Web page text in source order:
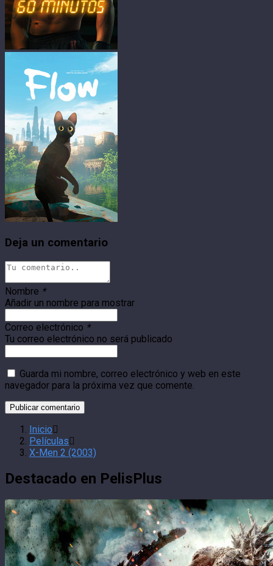
Deja un comentario
Nombre *
Añadir un nombre para mostrar
Correo electrónico *
Tu correo electrónico no será publicado
Guarda mi nombre, correo electrónico y web en este
navegador para la próxima vez que comente.
Inicio
Películas
X-Men 2 (2003)
Destacado en PelisPlus